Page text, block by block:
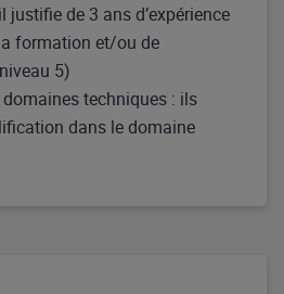
justifie de 3 ans d’expérience
formation et/ou de
5)
techniques : ils
dans le domaine